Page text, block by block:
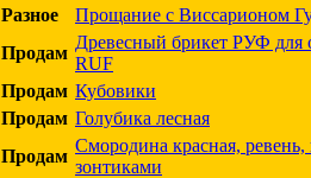
Разное
Прощание с Виссарионом
Продам
Древесный брикет РУФ для
RUF
Продам Кубовики
Продам Голубика лесная
Продам
Смородина красная, ревень,
зонтиками